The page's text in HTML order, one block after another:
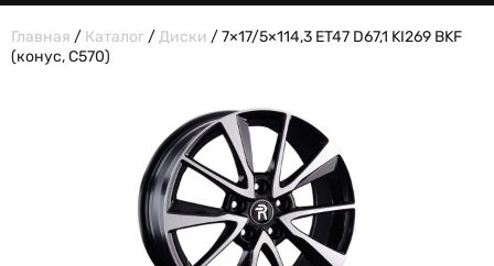
Главная / Каталог /Диски / 7×17/5×114,3 ET47 D67,1 KI269 BKF
(конус, C570)